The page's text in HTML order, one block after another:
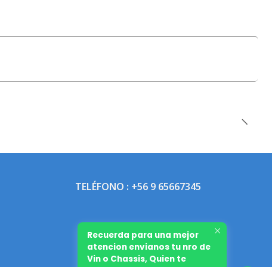
TELÉFONO : +56 9 65667345
Recuerda para una mejor
atencion envianos tu nro de
Vin o Chassis, Quien te